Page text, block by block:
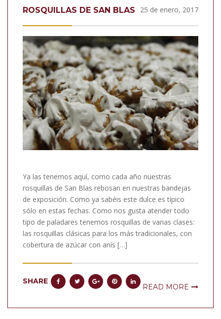
ROSQUILLAS DE SAN BLAS 25 de enero, 2017
Ya las tenemos aquí, como cada año nuestras
rosquillas de San Blas rebosan en nuestras bandejas
de exposición. Como ya sabéis este dulce es típico
sólo en estas fechas. Como nos gusta atender todo
tipo de paladares tenemos rosquillas de varias clases:
las rosquillas clásicas para los más tradicionales, con
cobertura de azúcar con anís […]
SHARE
READ MORE